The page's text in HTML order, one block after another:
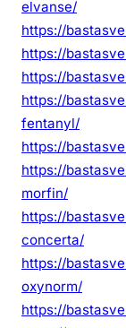
elvanse/
https://
https://
https://
https://
fentanyl/
https://
https://
morfin/
https://
concerta/
https://
oxynorm/
https://